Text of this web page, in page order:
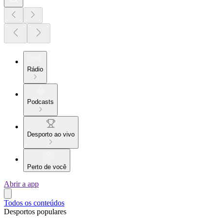
Rádio
Podcasts
Desporto ao vivo
Perto de você
Abrir a app
Todos os conteúdos
Desportos populares